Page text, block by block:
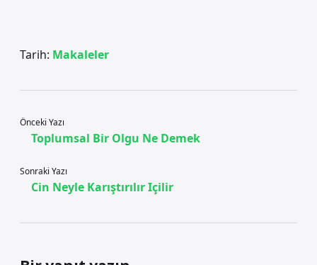
Tarih: Makaleler
Önceki Yazı
Toplumsal Bir Olgu Ne Demek
Sonraki Yazı
Cin Neyle Karıştırılır Içilir